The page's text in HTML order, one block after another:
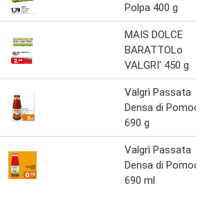
Polpa 400 g
MAIS DOLCE
BARATTOLo
VALGRI' 450 g
Valgrì Passata
Densa di
690 g
Valgrì Passata
Densa di
690 ml